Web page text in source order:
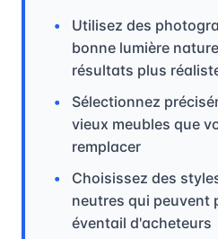
Utilisez des
bonne lumière
résultats plus
Sélectionnez
vieux meubles que
remplacer
Choisissez des
neutres qui peuvent
éventail d'acheteurs